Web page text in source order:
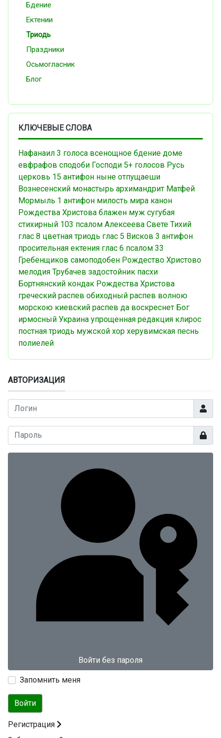
Бдение
Ектении
Триодь
Праздники
Осьмогласник
Блог
КЛЮЧЕВЫЕ СЛОВА
Нафанаил 3 голоса всенощное бдение доме
евфрафов сподоби Господи 5+ голосов Русь
церковь 15 антифон ныне отпущаеши
Вознесенский монастырь архимандрит Матфей
Мормыль 1 антифон милость мира канон
Рождества Христова блажен муж сугубая
стихирный 103 псалом Алексеева Свете Тихий
глас 8 цветная триодь глас 5 Висков 3 антифон
просительная ектения глас 6 псалом 33
Гребенщиков самоподобен Рождество Христово
мелодия Трубачев задостойник пасхи
Бортнянский кондак Рождества Христова
греческий распев обиходный распев волною
морскою киевский распев да воскреснет Бог
ирмосный Украина упрощенная редакция клирос
постная триодь мужской хор херувимская песнь
полиелей
АВТОРИЗАЦИЯ
Логин
Войти без пароля
Запомнить меня
Войти
Регистрация